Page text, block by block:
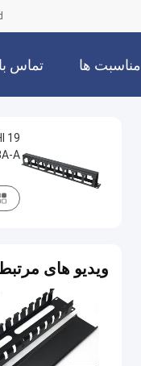
مناسبت ها تماس
A
ویدیو های